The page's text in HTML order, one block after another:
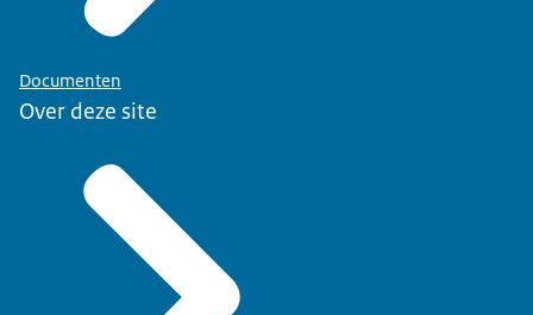
Documenten
Over deze site